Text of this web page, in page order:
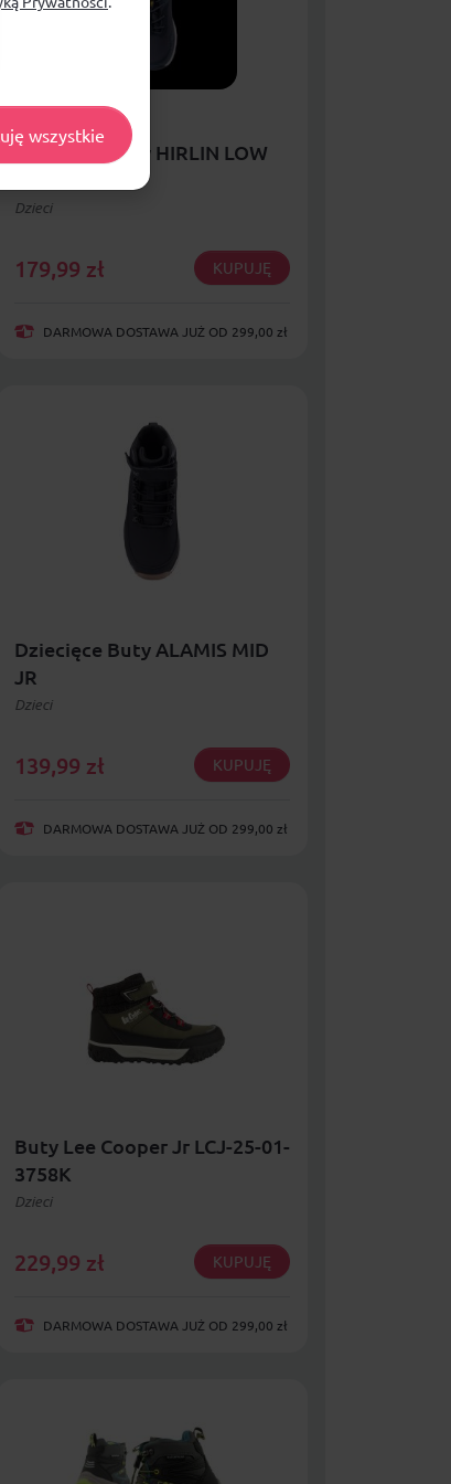
Dziecięce Buty HIRLIN LOW
Dzieci
179,99 zł KUPUJĘ
DARMOWA DOSTAWA JUŻ OD 299,00 zł
Dziecięce Buty ALAMIS MID
JR
Dzieci
139,99 zł KUPUJĘ
DARMOWA DOSTAWA JUŻ OD 299,00 zł
Buty Lee Cooper Jr LCJ-25-01-
3758K
Dzieci
229,99 zł KUPUJĘ
DARMOWA DOSTAWA JUŻ OD 299,00 zł
wszystkie